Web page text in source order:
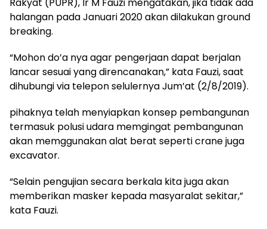
Rakyat (PUPR), Ir M Fauzi mengatakan, jika tidak ada
halangan pada Januari 2020 akan dilakukan ground
breaking.
“Mohon do’a nya agar pengerjaan dapat berjalan
lancar sesuai yang direncanakan,” kata Fauzi, saat
dihubungi via telepon selulernya Jum’at (2/8/2019).
pihaknya telah menyiapkan konsep pembangunan
termasuk polusi udara memgingat pembangunan
akan memggunakan alat berat seperti crane juga
excavator.
“Selain pengujian secara berkala kita juga akan
memberikan masker kepada masyaralat sekitar,”
kata Fauzi.